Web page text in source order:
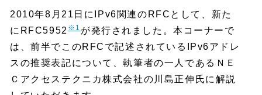
2010年8月21日にIPv6関連のRFCとして、新た
にRFC5952※1 が発行されました。本コーナーで
は、前半でこのRFCで記述されているIPv6アドレ
スの推奨表記について、執筆者の一人であるＮＥ
Ｃアクセステクニカ株式会社の川島正伸氏に解説